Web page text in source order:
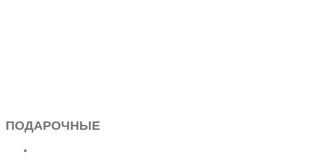
ПОДАРОЧНЫЕ